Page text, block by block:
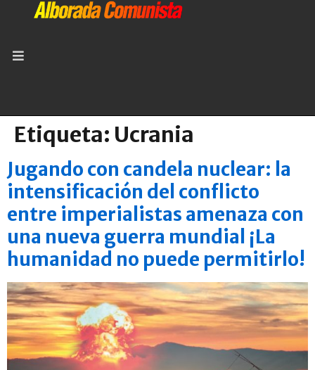
Etiqueta: Ucrania
Jugando con candela nuclear: la
intensificación del conflicto
entre imperialistas amenaza con
una nueva guerra mundial ¡La
humanidad no puede permitirlo!